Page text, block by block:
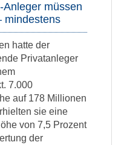
müssen
mindestens
hatte der
Privatanleger
7.000
auf 178 Millionen
sie eine
von 7,5 Prozent
der